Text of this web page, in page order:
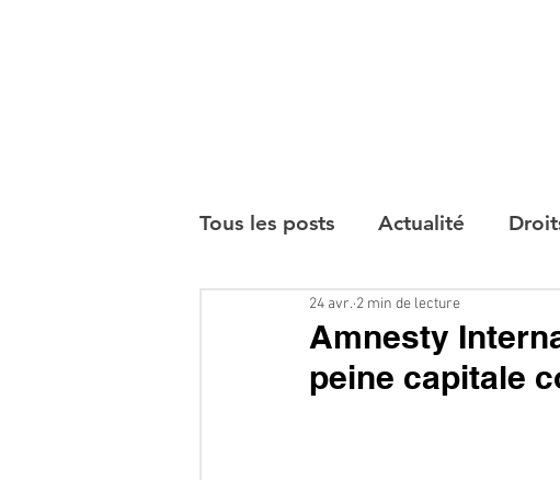
Tous les posts Actualité
Interviews
Amnesty
peine capitale
24 avr. 2 min de lecture